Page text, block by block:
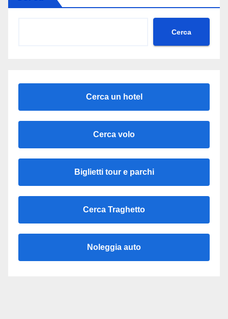
Cerca
Cerca un hotel
Cerca volo
Biglietti tour e parchi
Cerca Traghetto
Noleggia auto